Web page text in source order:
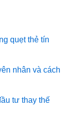
quẹt thẻ tín
nhân và cách
tư thay thế